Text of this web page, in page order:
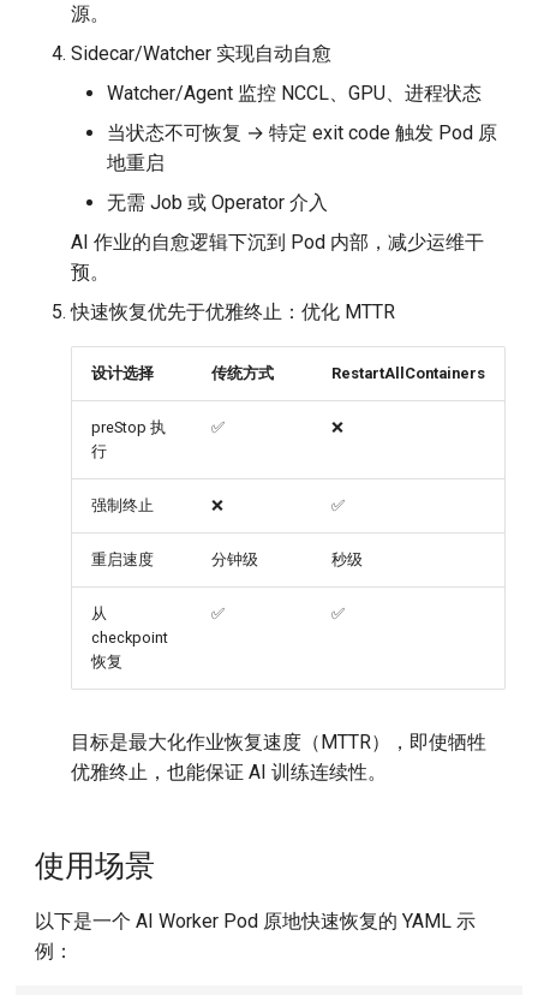
源。
Sidecar/Watcher 实现自动自愈
Watcher/Agent 监控 NCCL、GPU、进程状态
当状态不可恢复 → 特定 exit code 触发 Pod 原
地重启
无需 Job 或 Operator 介入
AI 作业的自愈逻辑下沉到 Pod 内部，减少运维干
预。
快速恢复优先于优雅终止：优化 MTTR
设计选择 传统方式 RestartAllContainers
preStop 执
行
✅ ❌
强制终止 ❌ ✅
重启速度 分钟级 秒级
从
checkpoint
恢复
✅ ✅
目标是最大化作业恢复速度（MTTR），即使牺牲
优雅终止，也能保证 AI 训练连续性。
使用场景
以下是一个 AI Worker Pod 原地快速恢复的 YAML 示
例：